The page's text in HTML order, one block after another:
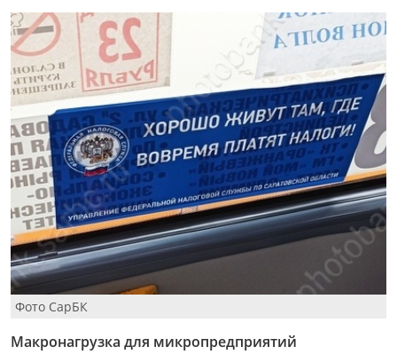
Фото СарБК
Макронагрузка для микропредприятий